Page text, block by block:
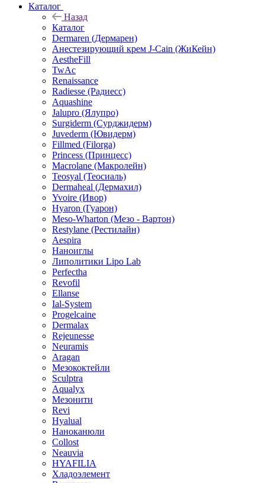
Каталог
Назад
Каталог
Dermaren (Дермарен)
Анестезирующий крем J-Cain (ЖиКейн)
AestheFill
TwAc
Renaissance
Radiesse (Радиесс)
Aquashine
Jalupro (Ялупро)
Surgiderm (Сурджидерм)
Juvederm (Ювидерм)
Fillmed (Filorga)
Princess (Принцесс)
Macrolane (Макролейн)
Teosyal (Теосиаль)
Dermaheal (Дермахил)
Yvoire (Ивор)
Hyaron (Гуарон)
Meso-Wharton (Мезо - Вартон)
Restylane (Рестилайн)
Aespira
Наноиглы
Липолитики Lipo Lab
Perfectha
Revofil
Ellanse
Ial-System
Progelcaine
Dermalax
Rejeunesse
Neuramis
Aragan
Мезококтейли
Sculptra
Aqualyx
Мезонити
Revi
Hyalual
Наноканюли
Collost
Neauvia
HYAFILIA
Хладоэлемент